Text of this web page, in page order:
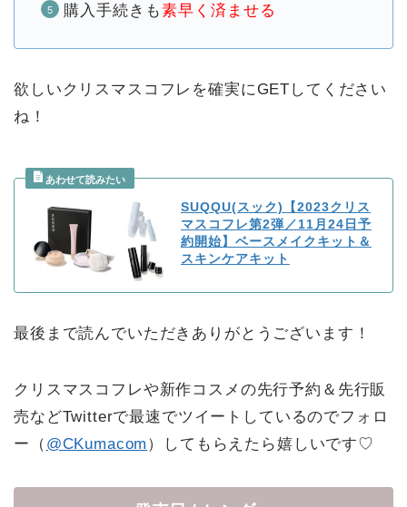
購入手続きも素早く済ませる
欲しいクリスマスコフレを確実にGETしてください
ね！
SUQQU(スック)【2023クリス
マスコフレ第2弾／11月24日予
約開始】ベースメイクキット＆
スキンケアキット
最後まで読んでいただきありがとうございます！
クリスマスコフレや新作コスメの先行予約＆先行販
売などTwitterで最速でツイートしているのでフォロ
ー（ @CKumacom ）してもらえたら嬉しいです♡